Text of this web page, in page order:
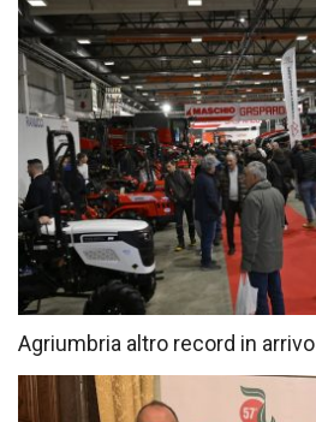
Agriumbria altro record in arrivo